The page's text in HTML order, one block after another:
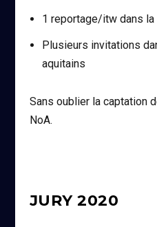
1 reportage/itw dans la
Plusieurs invitations
aquitains
Sans oublier la captation
NoA.
JURY 2020